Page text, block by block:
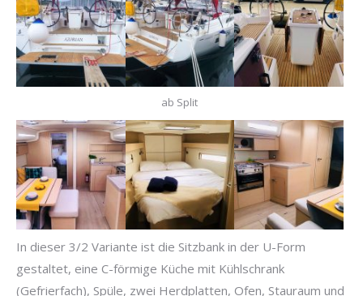
ab Split
In dieser 3/2 Variante ist die Sitzbank in der U-Form
gestaltet, eine C-förmige Küche mit Kühlschrank
(Gefrierfach), Spüle, zwei Herdplatten, Ofen, Stauraum und